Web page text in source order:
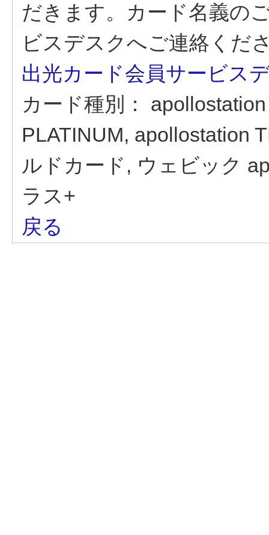
だきます。カード名義の
ビスデスクへご連絡くだ
出光カード会員サービス
カード種別：
PLATINUM, apollostation
ルドカード, ウェビック
ラス+
戻る